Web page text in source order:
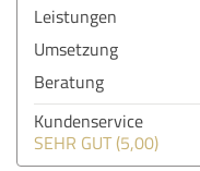
Leistungen
Umsetzung
Beratung
Kundenservice
SEHR GUT (5,00)